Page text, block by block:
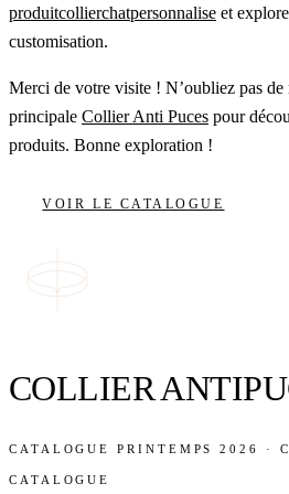
produitcollierchatpersonnalise et
customisation.
Merci de votre visite ! N’oubliez pas de
principale Collier Anti Puces pour
produits. Bonne exploration !
VOIR LE CATALOGUE
COLLIER
CATALOGUE PRINTEMPS 2026 ·
CATALOGUE